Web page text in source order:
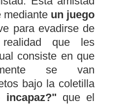
mediante un juego
para evadirse de
que les
consiste en que
se van
bajo la coletilla
incapaz?" que el